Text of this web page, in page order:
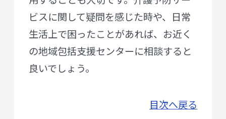
ビスに関して疑問を感じた時や、日常
生活上で困ったことがあれば、お近く
の地域包括支援センターに相談すると
良いでしょう。
目次へ戻る